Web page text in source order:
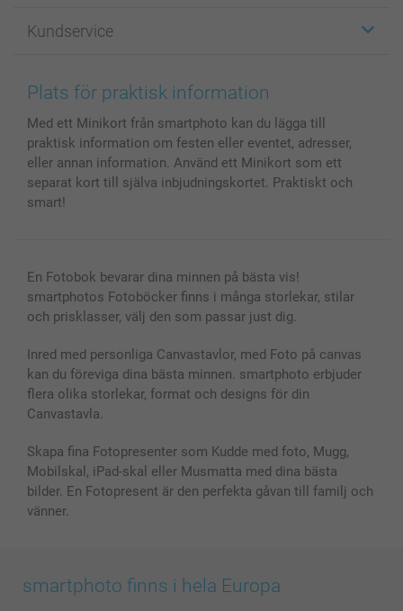
Fotoböcker
Bilder, Fotoförstoring & Fotohäften
Skal till Mobil & Surfplatta
MyNameBook
Fotoalmanackor & Fotoagenda
Fotoramar & Tillbehör
Presentkort
För affiliates
Cookie Policy
Villkor och garantier
Investor Relations
Kundservice
smartgaranti
Priser & betalning
Status på beställningar
Plats för praktisk information
Med ett Minikort från smartphoto kan du lägga till
praktisk information om festen eller eventet, adresser,
eller annan information. Använd ett Minikort som ett
separat kort till själva inbjudningskortet. Praktiskt och
smart!
En Fotobok bevarar dina minnen på bästa vis!
smartphotos Fotoböcker finns i många storlekar, stilar
och prisklasser, välj den som passar just dig.
Inred med personliga Canvastavlor, med Foto på canvas
kan du föreviga dina bästa minnen. smartphoto erbjuder
flera olika storlekar, format och designs för din
Canvastavla.
Skapa fina Fotopresenter som Kudde med foto, Mugg,
Mobilskal, iPad-skal eller Musmatta med dina bästa
bilder. En Fotopresent är den perfekta gåvan till familj och
vänner.
smartphoto finns i hela Europa